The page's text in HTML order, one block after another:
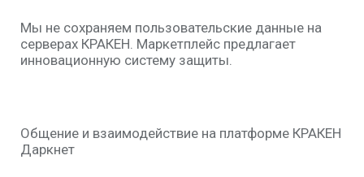
Мы не сохраняем пользовательские данные на
серверах КРАКЕН. Маркетплейс предлагает
инновационную систему защиты.
Общение и взаимодействие на платформе КРАКЕН
Даркнет